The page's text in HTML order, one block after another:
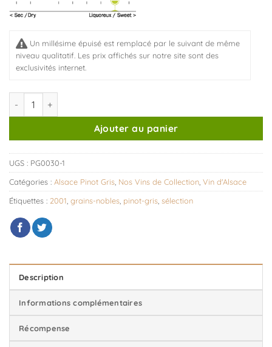
Un millésime épuisé est remplacé par le suivant de même
niveau qualitatif. Les prix affichés sur notre site sont des
exclusivités internet.
quantité de Pinot Gris de Noël
Ajouter au panier
UGS : PG0030-1
Catégories : Alsace Pinot Gris Nos Vins de Collection Vin d'Alsace
Étiquettes : 2001 grains-nobles pinot-gris sélection
Description
Informations complémentaires
Récompense